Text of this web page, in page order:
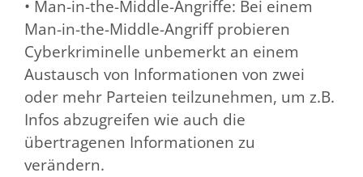
• Man-in-the-Middle-Angriffe: Bei einem
Man-in-the-Middle-Angriff probieren
Cyberkriminelle unbemerkt an einem
Austausch von Informationen von zwei
oder mehr Parteien teilzunehmen, um z.B.
Infos abzugreifen wie auch die
übertragenen Informationen zu
verändern.